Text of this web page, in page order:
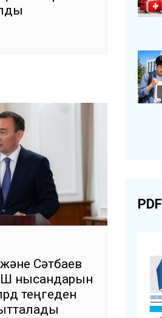
Сәтбаев
нысандарын
теңгеден
PDF